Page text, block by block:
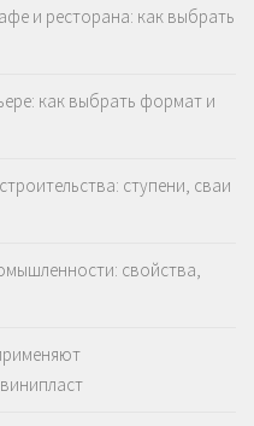
и ресторана: как выбрать
как выбрать формат и
ступени, сваи
свойства,